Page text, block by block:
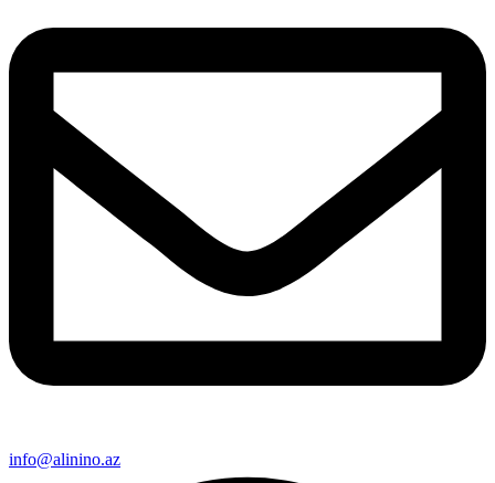
info@alinino.az